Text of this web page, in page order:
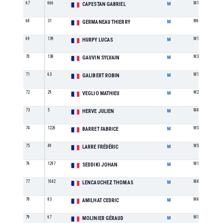
67 666 CAPESTAN GABRIEL M M1
68 31 GERMANEAU THIERRY M M6
69 139 HURPY LUCAS M M1
70 138 GAUVIN SYLVAIN M M3
71 63 GALIBERT ROBIN M M1
72 29 VEGLIO MATHIEU M M2
73 5 HERVE JULIEN M M4
74 1226 BARRET FABRICE M M5
75 49 LARRE FRÉDÉRIC M M5
76 1297 SEDDIKI JOHAN M M1
77 1042 LENCAUCHEZ THOMAS M M4
78 83 AMILHAT CEDRIC M M4
79 67 MOLINIER GÉRAUD M M1